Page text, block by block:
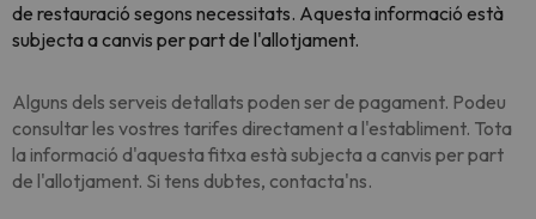
de restauració segons necessitats. Aquesta informació està
subjecta a canvis per part de l'allotjament.
Alguns dels serveis detallats poden ser de pagament. Podeu
consultar les vostres tarifes directament a l'establiment. Tota
la informació d'aquesta fitxa està subjecta a canvis per part
de l'allotjament. Si tens dubtes, contacta'ns.